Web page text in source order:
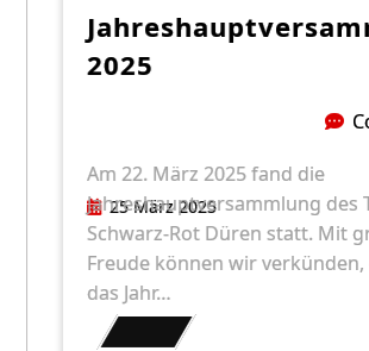
2025
25 März 2025
Am 22. März 2025 fand die
Jahreshauptversammlung des
Schwarz-Rot Düren statt. Mit
Freude können wir
das Jahr…